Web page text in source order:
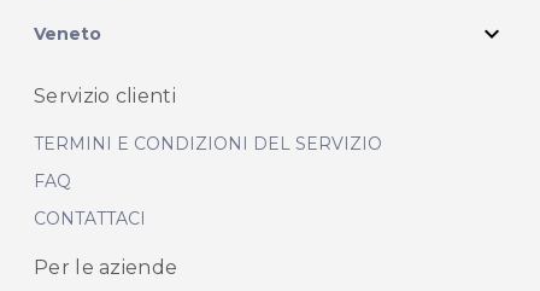
Veneto expand_more
Servizio clienti
TERMINI E CONDIZIONI DEL SERVIZIO
FAQ
CONTATTACI
Per le aziende